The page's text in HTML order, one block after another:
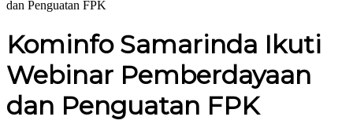
dan Penguatan FPK
Kominfo Samarinda Ikuti
Webinar Pemberdayaan
dan Penguatan FPK